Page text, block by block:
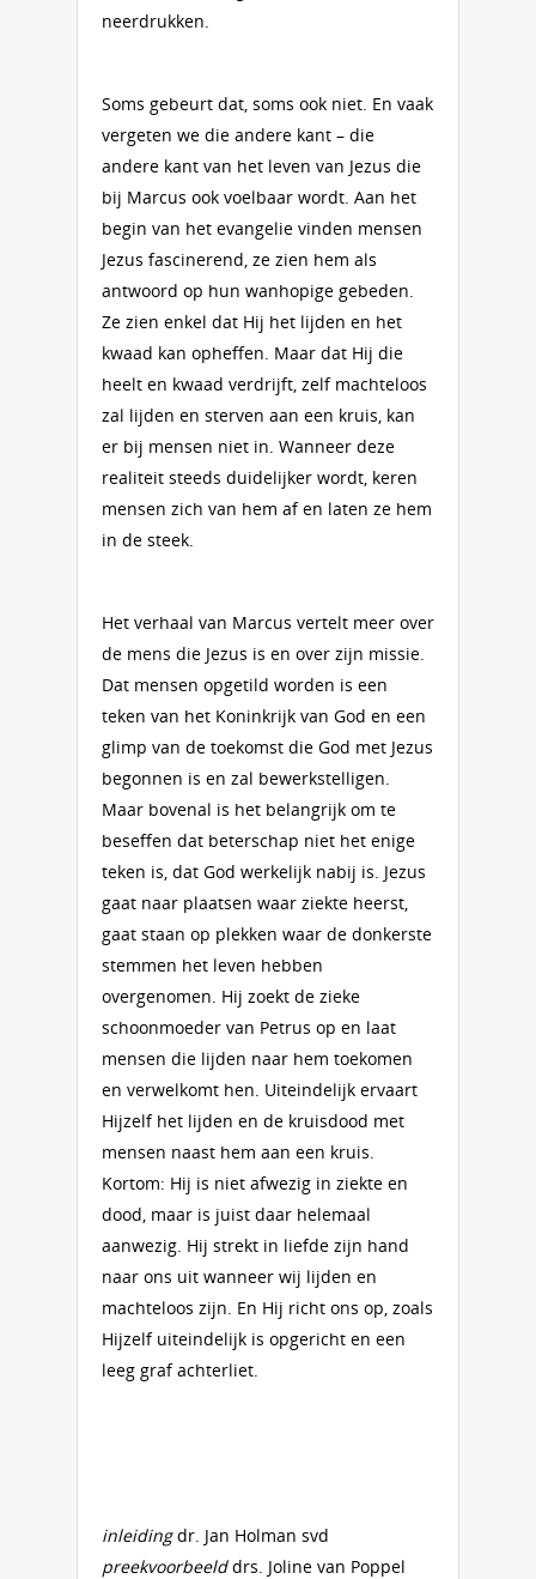
neerdrukken.
Soms gebeurt dat, soms ook niet. En vaak
vergeten we die andere kant – die
andere kant van het leven van Jezus die
bij Marcus ook voelbaar wordt. Aan het
begin van het evangelie vinden mensen
Jezus fascinerend, ze zien hem als
antwoord op hun wanhopige gebeden.
Ze zien enkel dat Hij het lijden en het
kwaad kan opheffen. Maar dat Hij die
heelt en kwaad verdrijft, zelf machteloos
zal lijden en sterven aan een kruis, kan
er bij mensen niet in. Wanneer deze
realiteit steeds duidelijker wordt, keren
mensen zich van hem af en laten ze hem
in de steek.
Het verhaal van Marcus vertelt meer over
de mens die Jezus is en over zijn missie.
Dat mensen opgetild worden is een
teken van het Koninkrijk van God en een
glimp van de toekomst die God met Jezus
begonnen is en zal bewerkstelligen.
Maar bovenal is het belangrijk om te
beseffen dat beterschap niet het enige
teken is, dat God werkelijk nabij is. Jezus
gaat naar plaatsen waar ziekte heerst,
gaat staan op plekken waar de donkerste
stemmen het leven hebben
overgenomen. Hij zoekt de zieke
schoonmoeder van Petrus op en laat
mensen die lijden naar hem toekomen
en verwelkomt hen. Uiteindelijk ervaart
Hijzelf het lijden en de kruisdood met
mensen naast hem aan een kruis.
Kortom: Hij is niet afwezig in ziekte en
dood, maar is juist daar helemaal
aanwezig. Hij strekt in liefde zijn hand
naar ons uit wanneer wij lijden en
machteloos zijn. En Hij richt ons op, zoals
Hijzelf uiteindelijk is opgericht en een
leeg graf achterliet.
inleidingdr. Jan Holman svd
preekvoorbeelddrs. Joline van Poppel